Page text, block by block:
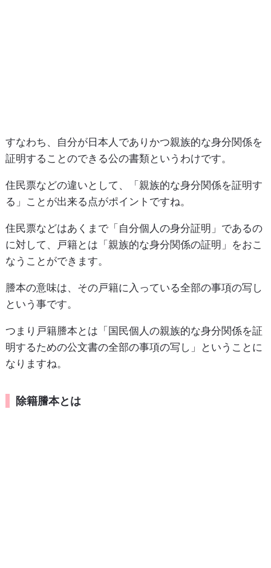
すなわち、自分が日本人でありかつ親族的な身分関係を
証明することのできる公の書類というわけです。
住民票などの違いとして、「親族的な身分関係を証明す
る」ことが出来る点がポイントですね。
住民票などはあくまで「自分個人の身分証明」であるの
に対して、戸籍とは「親族的な身分関係の証明」をおこ
なうことができます。
謄本の意味は、その戸籍に入っている全部の事項の写し
という事です。
つまり戸籍謄本とは「国民個人の親族的な身分関係を証
明するための公文書の全部の事項の写し」ということに
なりますね。
除籍謄本とは